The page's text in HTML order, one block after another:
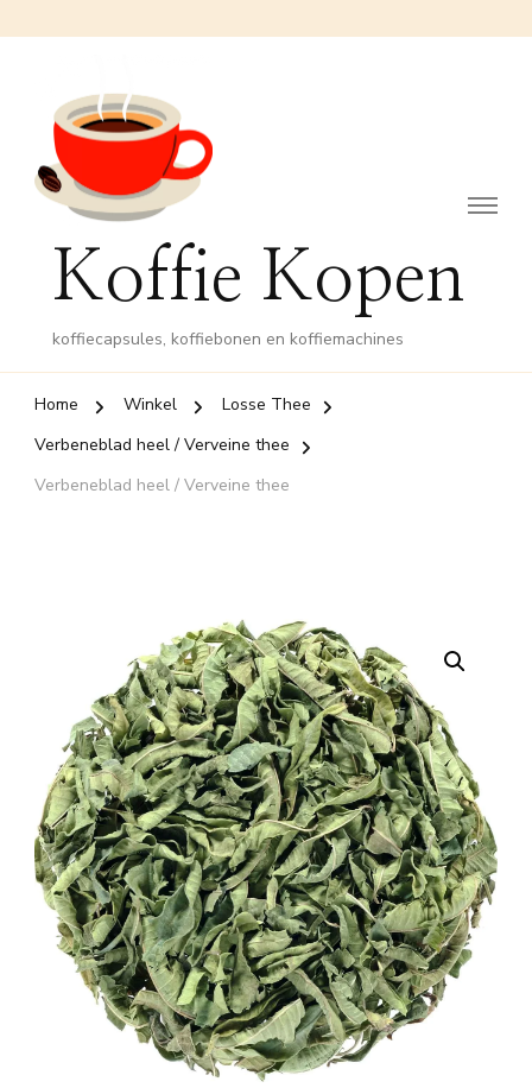
Koffie Kopen
koffiecapsules, koffiebonen en koffiemachines
Home Winkel
Losse Thee
Verbeneblad heel / Verveine thee
Verbeneblad heel / Verveine thee